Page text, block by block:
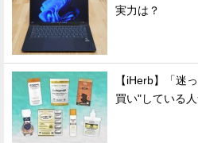
実力は？
【iHerb】「迷
買い"している